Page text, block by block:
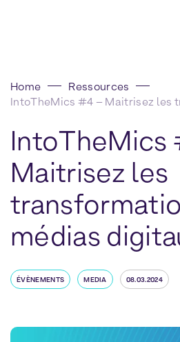
Home
Ressources
IntoTheMics
Maitrisez les
médias
ÉVÈNEMENTS MEDIA 08.03.2024